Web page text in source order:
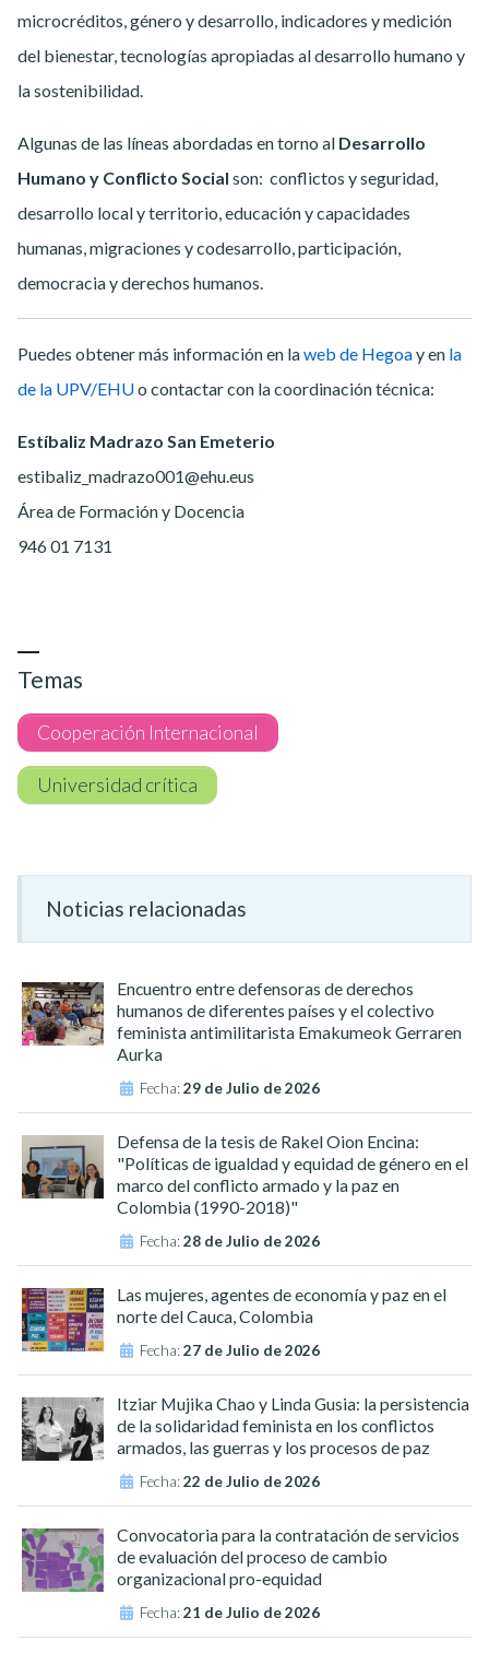
microcréditos, género y desarrollo, indicadores y medición
del bienestar, tecnologías apropiadas al desarrollo humano y
la sostenibilidad.
Algunas de las líneas abordadas en torno al Desarrollo
Humano y Conflicto Social son: conflictos y seguridad,
desarrollo local y territorio, educación y capacidades
humanas, migraciones y codesarrollo, participación,
democracia y derechos humanos.
Puedes obtener más información en laweb de Hegoay en la
de la UPV/EHUo contactar con la coordinación técnica:
Estíbaliz Madrazo San Emeterio
estibaliz_madrazo001@ehu.eus
Área de Formación y Docencia
946 01 7131
Temas
Cooperación Internacional
Universidad crítica
Noticias relacionadas
Encuentro entre defensoras de derechos
humanos de diferentes países y el colectivo
feminista antimilitarista Emakumeok Gerraren
Aurka
Fecha:29 de Julio de 2026
Defensa de la tesis de Rakel Oion Encina:
"Políticas de igualdad y equidad de género en el
marco del conflicto armado y la paz en
Colombia (1990-2018)"
Fecha:28 de Julio de 2026
Las mujeres, agentes de economía y paz en el
norte del Cauca, Colombia
Fecha:27 de Julio de 2026
Itziar Mujika Chao y Linda Gusia: la persistencia
de la solidaridad feminista en los conflictos
armados, las guerras y los procesos de paz
Fecha:22 de Julio de 2026
Convocatoria para la contratación de servicios
de evaluación del proceso de cambio
organizacional pro-equidad
Fecha:21 de Julio de 2026